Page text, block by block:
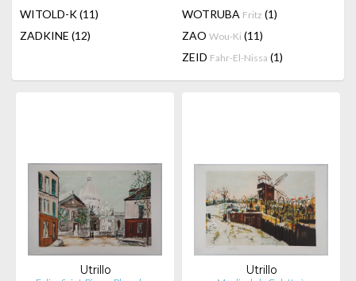
WITOLD-K(11) WOTRUBA Fritz (1)
ZADKINE (12) ZAO Wou-Ki (11)
ZEID Fahr-El-Nissa (1)
Utrillo Utrillo